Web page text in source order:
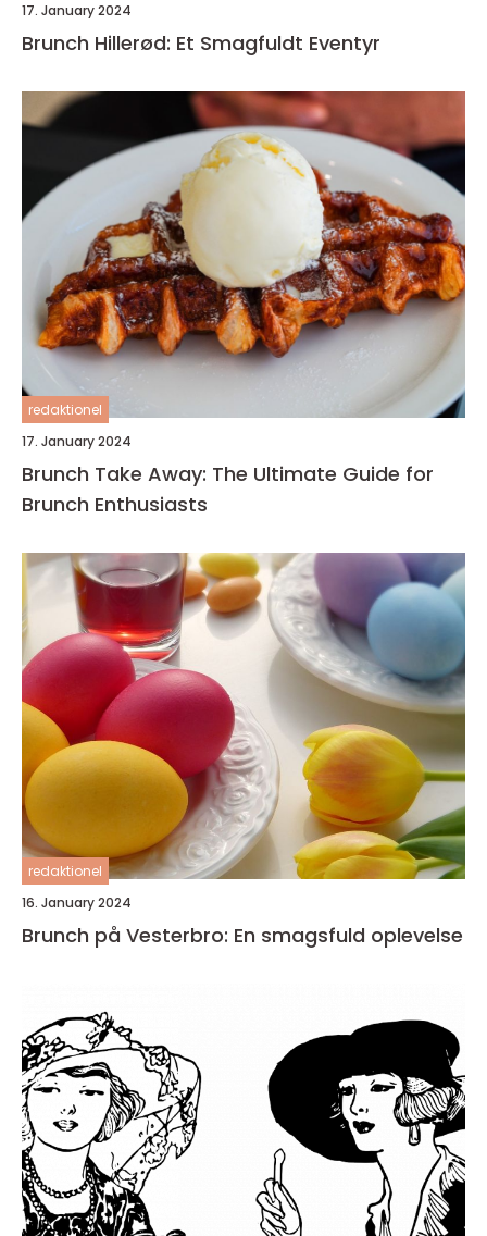
17. January 2024
Brunch Hillerød: Et Smagfuldt Eventyr
redaktionel
17. January 2024
Brunch Take Away: The Ultimate Guide for
Brunch Enthusiasts
redaktionel
16. January 2024
Brunch på Vesterbro: En smagsfuld oplevelse